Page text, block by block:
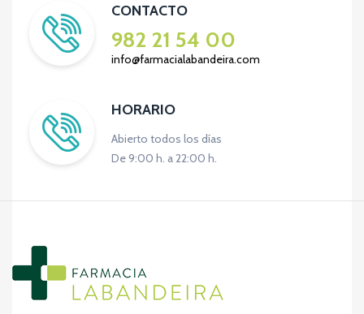
CONTACTO
982 21 54 00
info@farmacialabandeira.com
HORARIO
Abierto todos los días
De 9:00 h. a 22:00 h.